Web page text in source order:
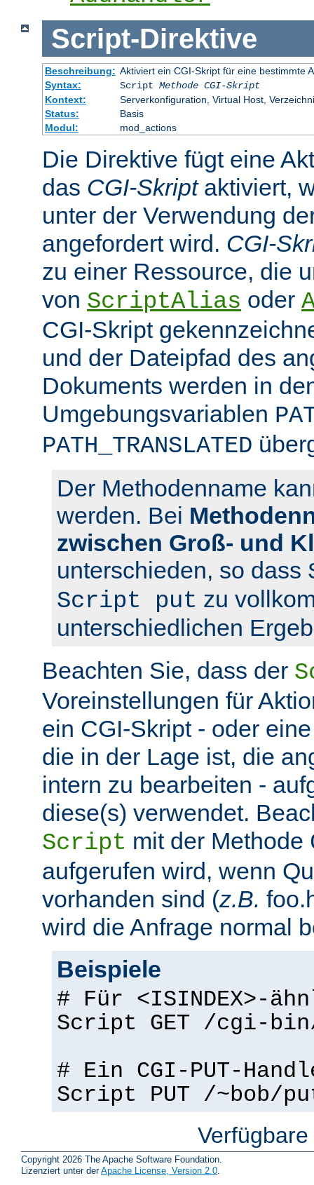
Script-Direktive
Beschreibung: Aktiviert ein CGI-Skript für eine bestimmte
Syntax:
Script Methode CGI-Skript
Kontext:
Serverkonfiguration, Virtual Host,
Status:
Basis
Modul:
mod_actions
Die Direktive fügt eine
das CGI-Skriptaktiviert,
unter der Verwendung
angefordert wird. CGI-
zu einer Ressource, die
von ScriptAlias oder
CGI-Skript
und der Dateipfad des
Dokuments werden in
Umgebungsvariablen
PATH_TRANSLATED
Der Methodenname
werden. Bei
zwischen Groß- und
unterschieden, so dass
Script put zu
unterschiedlichen
Beachten Sie, dass der
Voreinstellungen für
ein CGI-Skript - oder
die in der Lage ist, die
intern zu bearbeiten -
diese(s) verwendet.
Script mit der Methode
aufgerufen wird, wenn
vorhanden sind (z.B.
wird die Anfrage normal
Beispiele
# Für <ISINDEX>-
Script GET /cgi-
# Ein CGI-PUT-
Script PUT /~bob/
Copyright 2026 The Apache Software Foundation.
Lizenziert unter derApache License, Version 2.0